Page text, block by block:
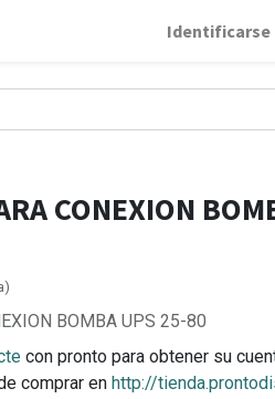
Identificarse
CONEXION
BOMBA UPS 25-80
con pronto para obtener su
comprar en http://